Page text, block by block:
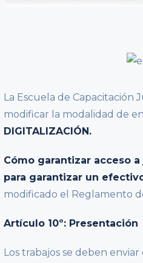
La Escuela de Capacitación
modificar la modalidad de
DIGITALIZACIÓN.
Cómo garantizar acceso
para garantizar un
modificado el Reglamento
Artículo 10º: Presentación
Los trabajos se deben